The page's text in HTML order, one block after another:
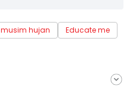
musim hujan
Educate me